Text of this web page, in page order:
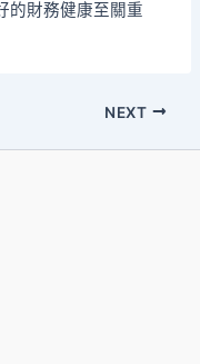
的財務健康至關重
NEXT